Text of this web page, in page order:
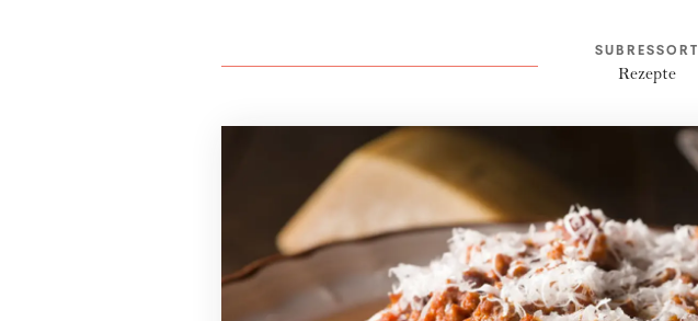
SUBRESSORT
Rezepte